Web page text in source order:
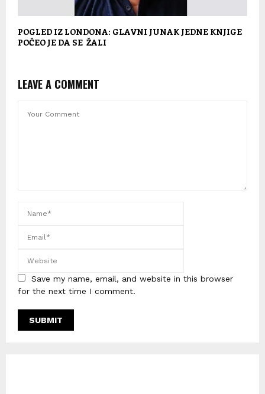
POGLED IZ LONDONA: GLAVNI JUNAK JEDNE KNJIGE
POČEO JE DA SE ŽALI
LEAVE A COMMENT
Save my name, email, and website in this browser
for the next time I comment.